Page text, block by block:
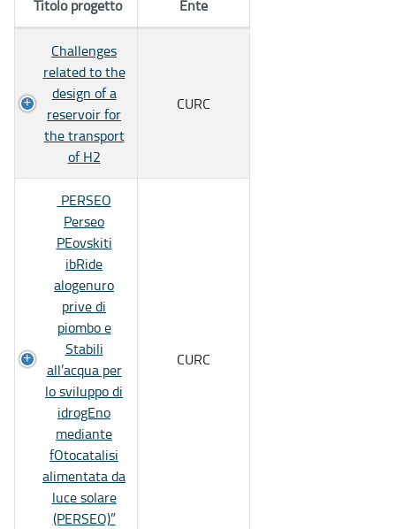
Titolo progetto Ente
Challenges
related to the
design of a
reservoir for
the transport
of H2
CURC
PERSEO
Perseo
PEovskiti
ibRide
alogenuro
prive di
piombo e
Stabili
all’acqua per
lo sviluppo di
idrogEno
mediante
fOtocatalisi
alimentata da
luce solare
(PERSEO)”
CURC